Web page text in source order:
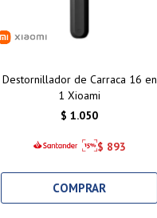
Destornillador de Carraca 16 en
1 Xioami
$ 1.050
$ 893